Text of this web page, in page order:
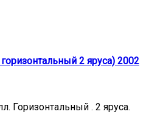
2 яруса) 2002
Горизонтальный . 2 яруса.